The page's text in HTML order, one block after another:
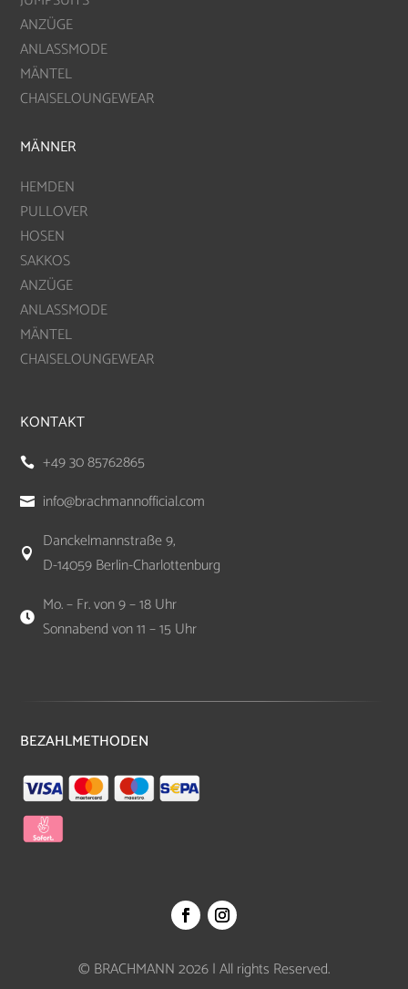
ANZÜGE
ANLASSMODE
MÄNTEL
CHAISELOUNGEWEAR
MÄNNER
HEMDEN
PULLOVER
HOSEN
SAKKOS
ANZÜGE
ANLASSMODE
MÄNTEL
CHAISELOUNGEWEAR
KONTAKT
 +49 30 85762865
 info@brachmannofficial.com

Danckelmannstraße 9,
D-14059 Berlin-Charlottenburg

Mo. – Fr. von 9 – 18 Uhr
Sonnabend von 11 – 15 Uhr
BEZAHLMETHODEN
© BRACHMANN 2026 | All rights Reserved.